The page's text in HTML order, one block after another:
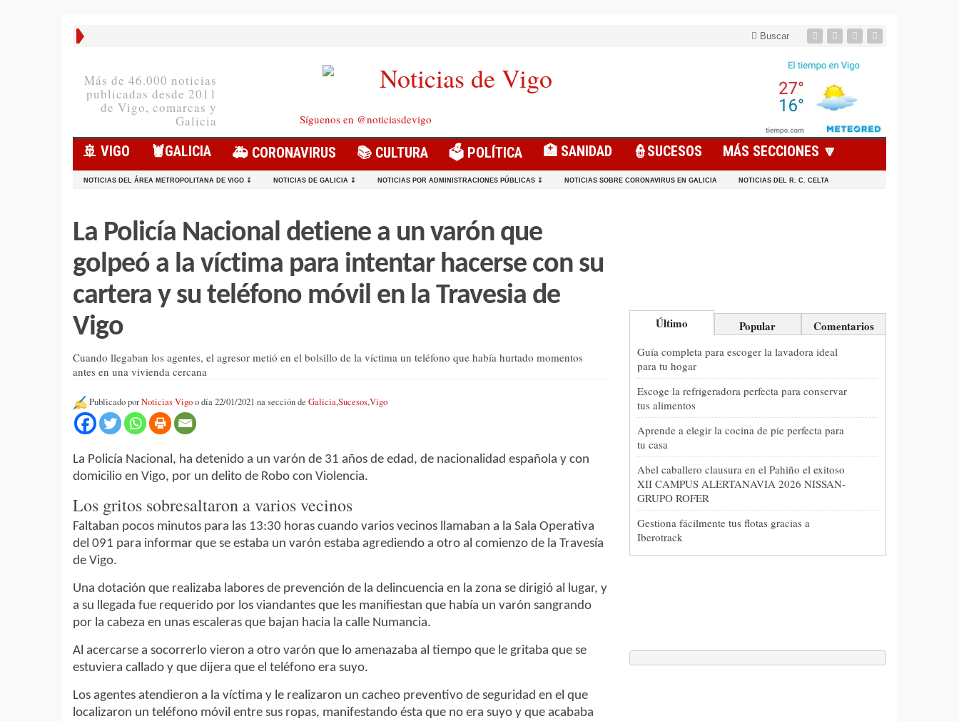
Buscar
Más de 46.000 noticias
publicadas desde 2011
de Vigo, comarcas y
Galicia
Síguenos en @noticiasdevigo
🚢 VIGO 🦞️GALICIA 🚑 CORONAVIRUS 📚 CULTURA 🗳️ POLÍTICA 🏥 SANIDAD 👮SUCESOS MÁS SECCIONES 🔽
NOTICIAS DEL ÁREA METROPOLITANA DE VIGO ↧ NOTICIAS DE GALICIA ↧ NOTICIAS POR ADMINISTRACIONES PÚBLICAS ↧ NOTICIAS SOBRE CORONAVIRUS EN GALICIA NOTICIAS DEL R. C. CELTA
La Policía Nacional detiene a un varón que
golpeó a la víctima para intentar hacerse con su
cartera y su teléfono móvil en la Travesia de
Vigo
Cuando llegaban los agentes, el agresor metió en el bolsillo de la víctima un teléfono que había hurtado momentos
antes en una vivienda cercana
Publicado porNoticias Vigoo día 22/01/2021 na sección de Galicia,Sucesos,Vigo
La Policía Nacional, ha detenido a un varón de 31 años de edad, de nacionalidad española y con
domicilio en Vigo, por un delito de Robo con Violencia.
Los gritos sobresaltaron a varios vecinos
Faltaban pocos minutos para las 13:30 horas cuando varios vecinos llamaban a la Sala Operativa
del 091 para informar que se estaba un varón estaba agrediendo a otro al comienzo de la Travesía
de Vigo.
Una dotación que realizaba labores de prevención de la delincuencia en la zona se dirigió al lugar, y
a su llegada fue requerido por los viandantes que les manifiestan que había un varón sangrando
por la cabeza en unas escaleras que bajan hacia la calle Numancia.
Al acercarse a socorrerlo vieron a otro varón que lo amenazaba al tiempo que le gritaba que se
estuviera callado y que dijera que el teléfono era suyo.
Los agentes atendieron a la víctima y le realizaron un cacheo preventivo de seguridad en el que
localizaron un teléfono móvil entre sus ropas, manifestando ésta que no era suyo y que acababa
Último Popular Comentarios
Guía completa para escoger la lavadora ideal
para tu hogar
Escoge la refrigeradora perfecta para conservar
tus alimentos
Aprende a elegir la cocina de pie perfecta para
tu casa
Abel caballero clausura en el Pahiño el exitoso
XII CAMPUS ALERTANAVIA 2026 NISSAN-
GRUPO ROFER
Gestiona fácilmente tus flotas gracias a
Iberotrack